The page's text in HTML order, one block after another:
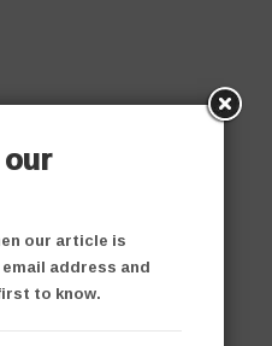
our article is
address and
to know.